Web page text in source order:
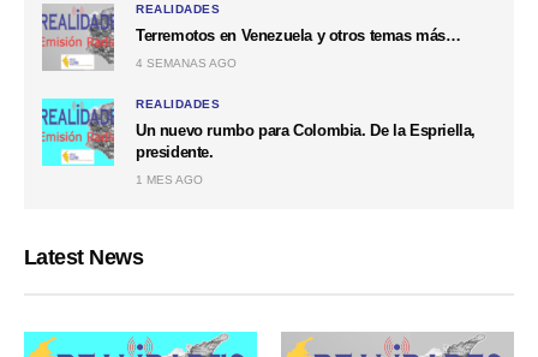
REALIDADES
Terremotos en Venezuela y otros temas más…
4 SEMANAS AGO
REALIDADES
Un nuevo rumbo para Colombia. De la Espriella,
presidente.
1 MES AGO
Latest News